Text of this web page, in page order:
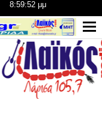
8:59:53 μμ